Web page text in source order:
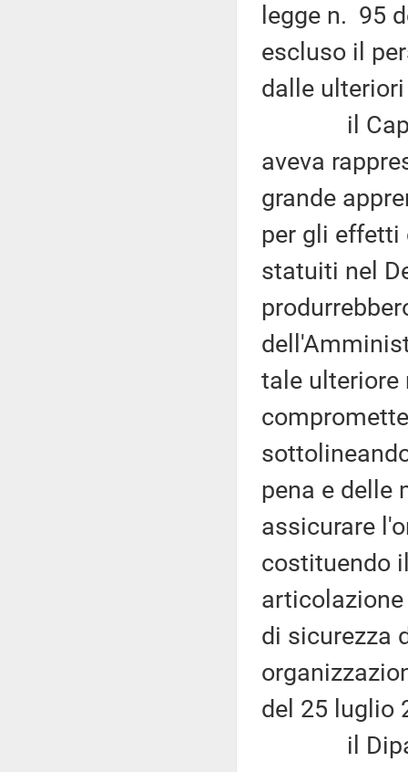
legge n. 95
escluso il
dalle
il Capo
aveva
grande
per gli effetti
statuiti nel
tale ulteriore
pena e delle
assicurare
costituendo
di sicurezza
del 25 luglio
il